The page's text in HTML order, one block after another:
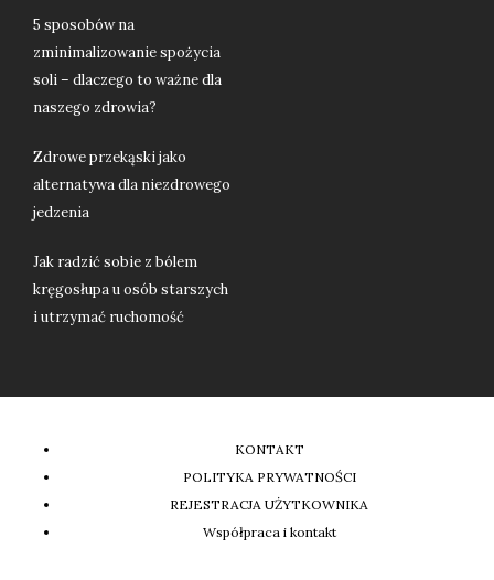
5 sposobów na
zminimalizowanie spożycia
soli – dlaczego to ważne dla
naszego zdrowia?
Zdrowe przekąski jako
alternatywa dla niezdrowego
jedzenia
Jak radzić sobie z bólem
kręgosłupa u osób starszych
i utrzymać ruchomość
KONTAKT
POLITYKA PRYWATNOŚCI
REJESTRACJA UŻYTKOWNIKA
Współpraca i kontakt